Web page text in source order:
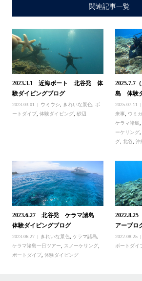
関連記事一覧
2023.3.1 近海ボート 北谷発 体
験ダイビングブログ
2023.03.01 ウミウシ きれいな景色
ボ
ートダイブ, 体験ダイビング, 砂辺
2025.7.7
島 体験
2025.07.11
来事
ウミ
ケラマ諸島
ーケリング
グ ,北谷 ,沖
2023.6.27 北谷発 ケラマ諸島
体験ダイビングブログ
2023.06.27 きれいな景色 ケラマ諸島
ケラマ諸島一日ツアー
スノーケリング,
ボートダイブ, 体験ダイビング
アーブロ
2022.08.25
ボートダイ